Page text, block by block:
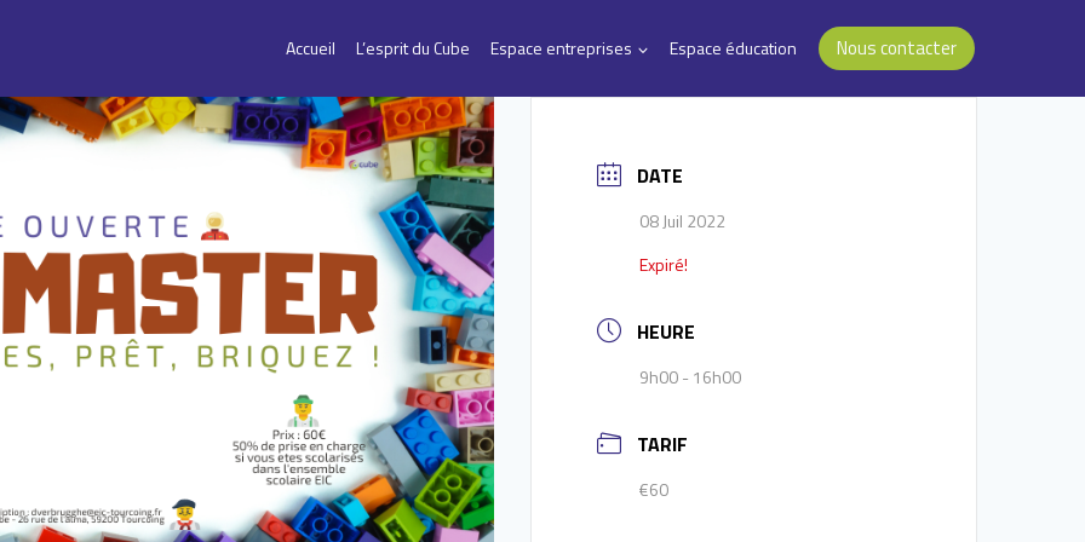
Accueil L’esprit du Cube Espace entreprises Espace éducation Nous contacter
DATE
08 Juil 2022
Expiré!
HEURE
9h00 - 16h00
TARIF
€60